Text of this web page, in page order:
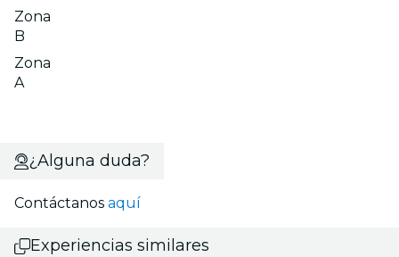
Zona
B
Zona
A
¿Alguna duda?
Contáctanos aquí
Experiencias similares